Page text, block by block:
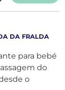
DA FRALDA
para bebé
do
o